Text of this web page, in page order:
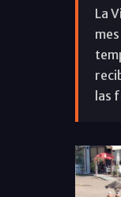
La
las